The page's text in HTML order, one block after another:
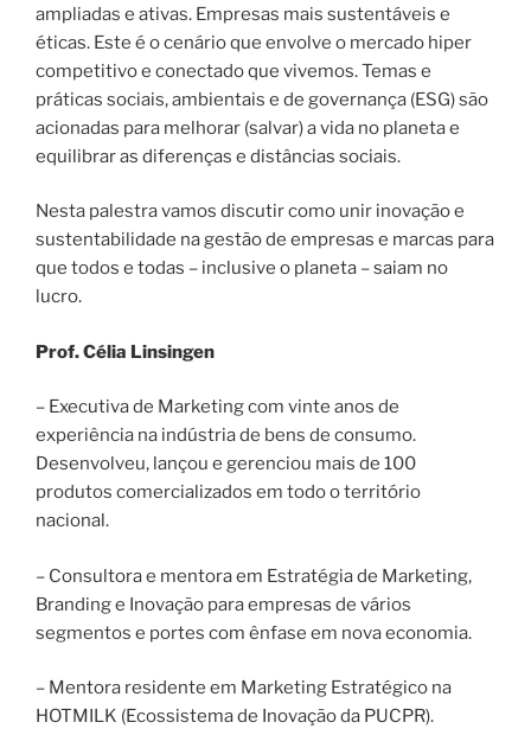
ampliadas e ativas. Empresas mais sustentáveis e
éticas. Este é o cenário que envolve o mercado hiper
competitivo e conectado que vivemos. Temas e
práticas sociais, ambientais e de governança (ESG) são
acionadas para melhorar (salvar) a vida no planeta e
equilibrar as diferenças e distâncias sociais.
Nesta palestra vamos discutir como unir inovação e
sustentabilidade na gestão de empresas e marcas para
que todos e todas – inclusive o planeta – saiam no
lucro.
Prof. Célia Linsingen
– Executiva de Marketing com vinte anos de
experiência na indústria de bens de consumo.
Desenvolveu, lançou e gerenciou mais de 100
produtos comercializados em todo o território
nacional.
– Consultora e mentora em Estratégia de Marketing,
Branding e Inovação para empresas de vários
segmentos e portes com ênfase em nova economia.
– Mentora residente em Marketing Estratégico na
HOTMILK (Ecossistema de Inovação da PUCPR).